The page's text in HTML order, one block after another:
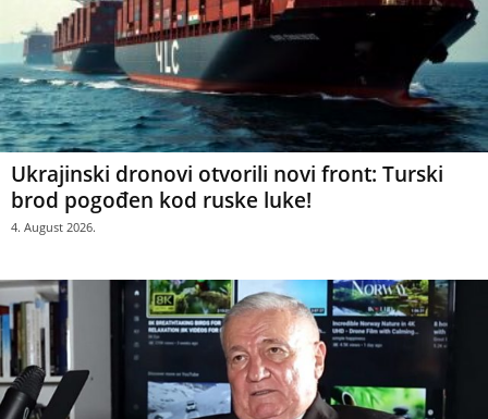
Ukrajinski dronovi otvorili novi front: Turski
brod pogođen kod ruske luke!
4. August 2026.